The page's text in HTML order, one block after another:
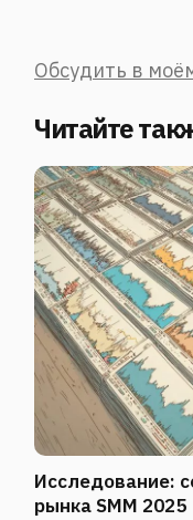
Обсудить в
Читайте
Исследование:
рынка SMM 2025